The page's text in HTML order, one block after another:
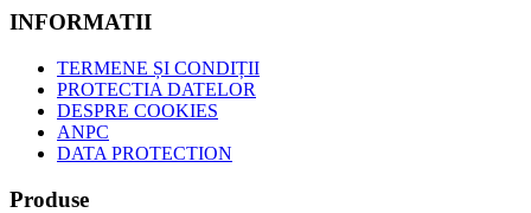
INFORMATII
TERMENE ȘI CONDIȚII
PROTECTIA DATELOR
DESPRE COOKIES
ANPC
DATA PROTECTION
Produse